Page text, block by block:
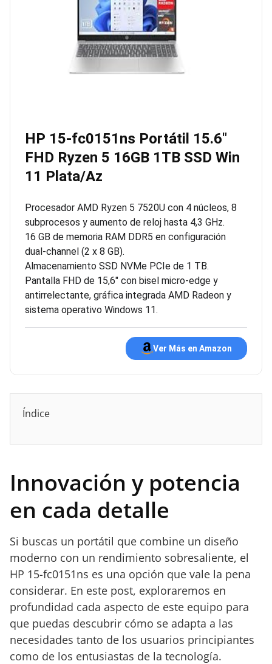
HP 15-fc0151ns Portátil 15.6″
FHD Ryzen 5 16GB 1TB SSD Win
11 Plata/Az
Procesador AMD Ryzen 5 7520U con 4 núcleos, 8
subprocesos y aumento de reloj hasta 4,3 GHz.
16 GB de memoria RAM DDR5 en configuración
dual-channel (2 x 8 GB).
Almacenamiento SSD NVMe PCIe de 1 TB.
Pantalla FHD de 15,6″ con bisel micro-edge y
antirrelectante, gráfica integrada AMD Radeon y
sistema operativo Windows 11.
Ver Más en Amazon
Índice
Innovación y potencia
en cada detalle
Si buscas un portátil que combine un diseño
moderno con un rendimiento sobresaliente, el
HP 15-fc0151ns es una opción que vale la pena
considerar. En este post, exploraremos en
profundidad cada aspecto de este equipo para
que puedas descubrir cómo se adapta a las
necesidades tanto de los usuarios principiantes
como de los entusiastas de la tecnología.